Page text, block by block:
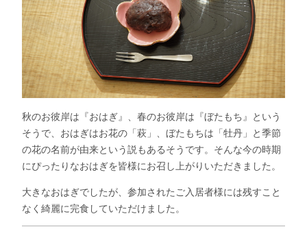
秋のお彼岸は『おはぎ』、春のお彼岸は『ぼたもち』という
そうで、おはぎはお花の「萩」、ぼたもちは「牡丹」と季節
の花の名前が由来という説もあるそうです。そんな今の時期
にぴったりなおはぎを皆様にお召し上がりいただきました。
大きなおはぎでしたが、参加されたご入居者様には残すこと
なく綺麗に完食していただけました。